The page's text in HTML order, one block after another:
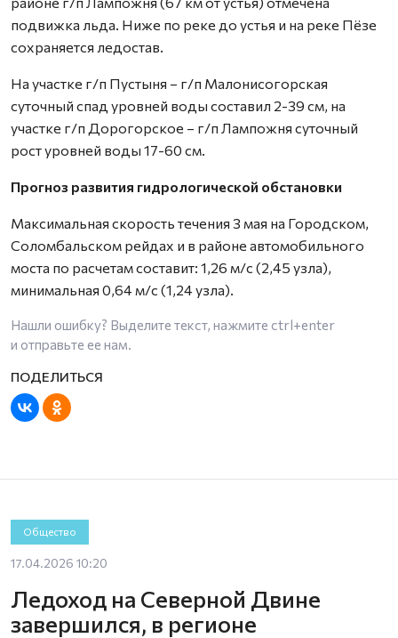
подвижка льда. Ниже по реке до устья и на реке Пёзе
сохраняется ледостав.
На участке г/п Пустыня – г/п Малонисогорская
суточный спад уровней воды составил 2-39 см, на
участке г/п Дорогорское – г/п Лампожня суточный
рост уровней воды 17-60 см.
Прогноз развития гидрологической обстановки
Максимальная скорость течения 3 мая на Городском,
Соломбальском рейдах и в районе автомобильного
моста по расчетам составит: 1,26 м/с (2,45 узла),
минимальная 0,64 м/с (1,24 узла).
Нашли ошибку? Выделите текст, нажмите ctrl+enter
и отправьте ее нам.
Общество
17.04.2026 10:20
Ледоход на Северной Двине
завершился, в регионе